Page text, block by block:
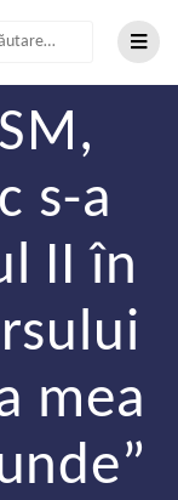
s-a
II în
mea